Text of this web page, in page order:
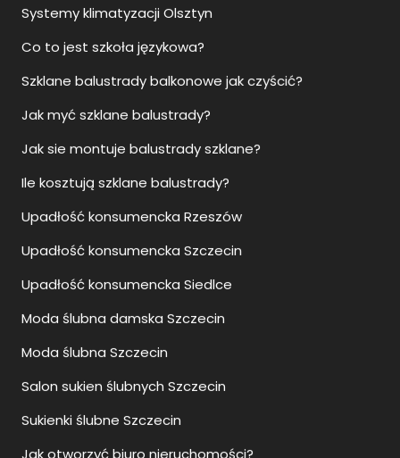
Co to jest szkoła językowa?
Szklane balustrady balkonowe jak czyścić?
Jak myć szklane balustrady?
Jak sie montuje balustrady szklane?
Ile kosztują szklane balustrady?
Upadłość konsumencka Rzeszów
Upadłość konsumencka Szczecin
Upadłość konsumencka Siedlce
Moda ślubna damska Szczecin
Moda ślubna Szczecin
Salon sukien ślubnych Szczecin
Sukienki ślubne Szczecin
Jak otworzyć biuro nieruchomości?
Jak otworzyć agencje nieruchomości?